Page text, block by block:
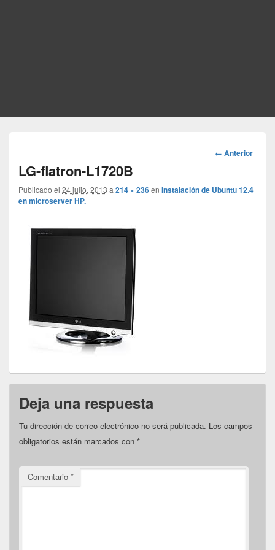
Navegador
← Anterior
LG-flatron-L1720B
Publicado el 24 julio, 2013 a 214 × 236en Instalación de Ubuntu 12.4
en microserver HP.
Deja una respuesta
Tu dirección de correo electrónico no será publicada. Los campos
obligatorios están marcados con *
Comentario *